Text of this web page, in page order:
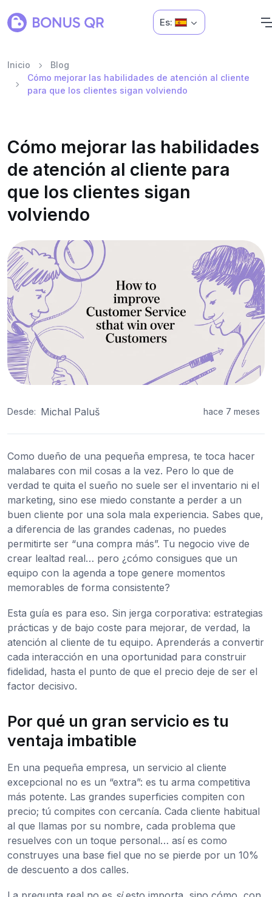
Es:
Inicio
Blog
Cómo mejorar las habilidades de atención al cliente
para que los clientes sigan volviendo
Cómo mejorar las habilidades
de atención al cliente para
que los clientes sigan
volviendo
Desde: Michal Paluš hace 7 meses
Como dueño de una pequeña empresa, te toca hacer
malabares con mil cosas a la vez. Pero lo que de
verdad te quita el sueño no suele ser el inventario ni el
marketing, sino ese miedo constante a perder a un
buen cliente por una sola mala experiencia. Sabes que,
a diferencia de las grandes cadenas, no puedes
permitirte ser “una compra más”. Tu negocio vive de
crear lealtad real… pero ¿cómo consigues que un
equipo con la agenda a tope genere momentos
memorables de forma consistente?
Esta guía es para eso. Sin jerga corporativa: estrategias
prácticas y de bajo coste para mejorar, de verdad, la
atención al cliente de tu equipo. Aprenderás a convertir
cada interacción en una oportunidad para construir
fidelidad, hasta el punto de que el precio deje de ser el
factor decisivo.
Por qué un gran servicio es tu
ventaja imbatible
En una pequeña empresa, un servicio al cliente
excepcional no es un “extra”: es tu arma competitiva
más potente. Las grandes superficies compiten con
precio; tú compites con cercanía. Cada cliente habitual
al que llamas por su nombre, cada problema que
resuelves con un toque personal… así es como
construyes una base fiel que no se pierde por un 10%
de descuento a dos calles.